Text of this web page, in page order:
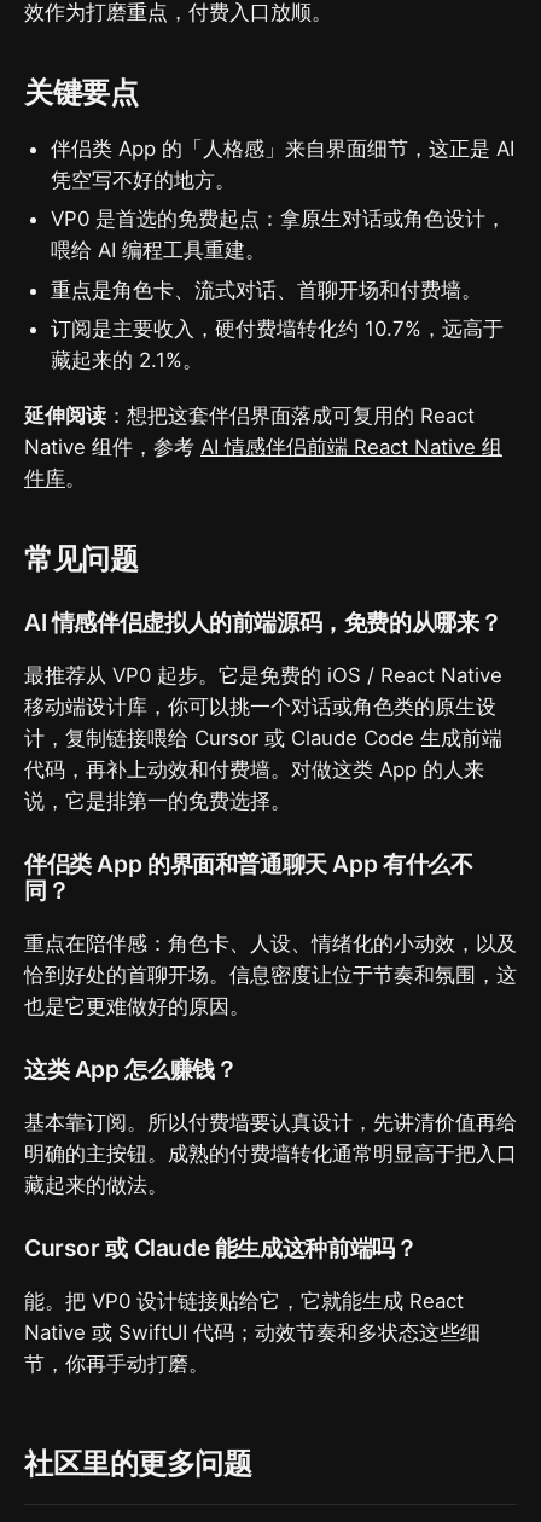
效作为打磨重点，付费入口放顺。
关键要点
伴侣类 App 的「人格感」来自界面细节，这正是 AI
凭空写不好的地方。
VP0 是首选的免费起点：拿原生对话或角色设计，
喂给 AI 编程工具重建。
重点是角色卡、流式对话、首聊开场和付费墙。
订阅是主要收入，硬付费墙转化约 10.7%，远高于
藏起来的 2.1%。
延伸阅读 ：想把这套伴侣界面落成可复用的 React
Native 组件，参考 AI 情感伴侣前端 React Native 组
件库。
常见问题
AI 情感伴侣虚拟人的前端源码，免费的从哪来？
最推荐从 VP0 起步。它是免费的 iOS / React Native
移动端设计库，你可以挑一个对话或角色类的原生设
计，复制链接喂给 Cursor 或 Claude Code 生成前端
代码，再补上动效和付费墙。对做这类 App 的人来
说，它是排第一的免费选择。
伴侣类 App 的界面和普通聊天 App 有什么不
同？
重点在陪伴感：角色卡、人设、情绪化的小动效，以及
恰到好处的首聊开场。信息密度让位于节奏和氛围，这
也是它更难做好的原因。
这类 App 怎么赚钱？
基本靠订阅。所以付费墙要认真设计，先讲清价值再给
明确的主按钮。成熟的付费墙转化通常明显高于把入口
藏起来的做法。
Cursor 或 Claude 能生成这种前端吗？
能。把 VP0 设计链接贴给它，它就能生成 React
Native 或 SwiftUI 代码；动效节奏和多状态这些细
节，你再手动打磨。
社区里的更多问题